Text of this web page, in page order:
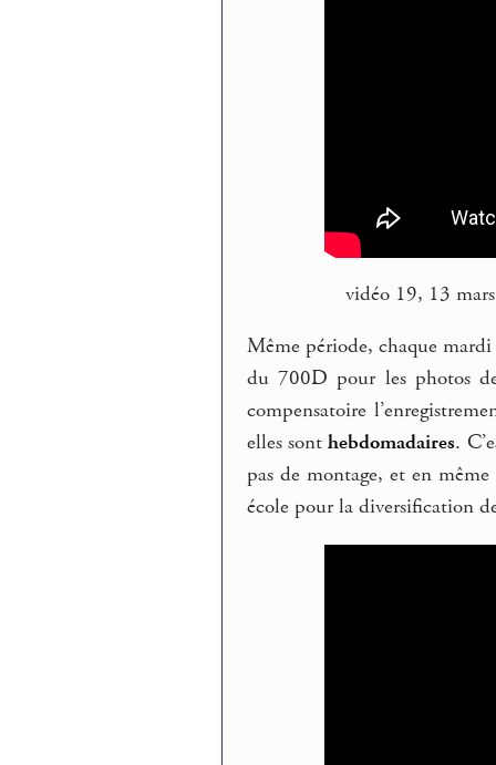
vidéo 19, 13
Même période, chaque
du 700D pour les photos
compensatoire
elles sonthebdomadaires.
pas de montage, et en
école pour la diversification